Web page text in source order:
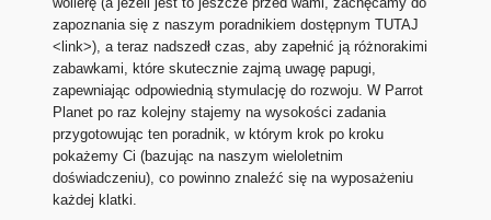
zapoznania się z naszym poradnikiem dostępnym TUTAJ
<link>), a teraz nadszedł czas, aby zapełnić ją różnorakimi
zabawkami, które skutecznie zajmą uwagę papugi,
zapewniając odpowiednią stymulację do rozwoju. W Parrot
Planet po raz kolejny stajemy na wysokości zadania
przygotowując ten poradnik, w którym krok po kroku
pokażemy Ci (bazując na naszym wieloletnim
doświadczeniu), co powinno znaleźć się na wyposażeniu
każdej klatki.